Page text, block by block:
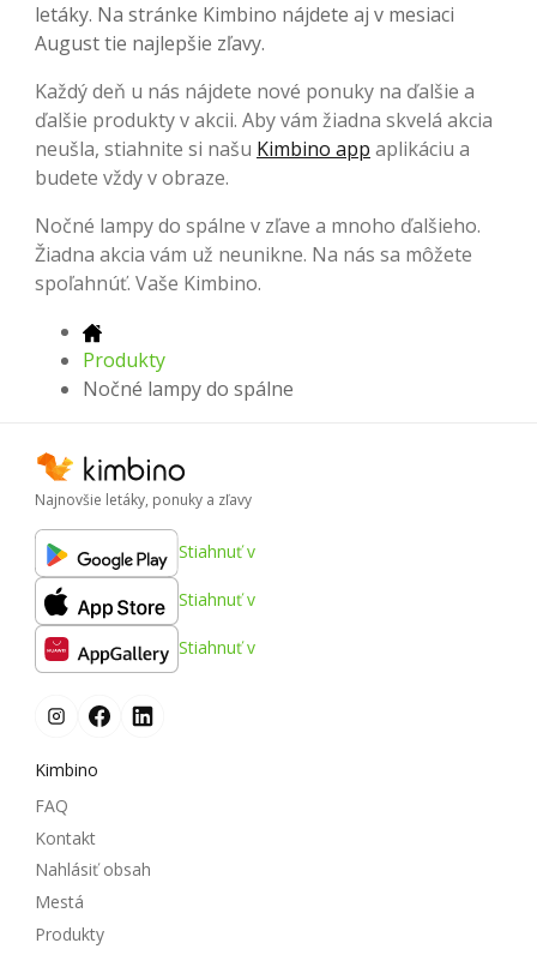
letáky. Na stránke Kimbino nájdete aj v mesiaci
August tie najlepšie zľavy.
Každý deň u nás nájdete nové ponuky na ďalšie a
ďalšie produkty v akcii. Aby vám žiadna skvelá akcia
neušla, stiahnite si našu Kimbino app aplikáciu a
budete vždy v obraze.
Nočné lampy do spálne v zľave a mnoho ďalšieho.
Žiadna akcia vám už neunikne. Na nás sa môžete
spoľahnúť. Vaše Kimbino.
Produkty
Nočné lampy do spálne
Najnovšie letáky, ponuky a zľavy
Stiahnuť v
Stiahnuť v
Stiahnuť v
Kimbino
FAQ
Kontakt
Nahlásiť obsah
Mestá
Produkty